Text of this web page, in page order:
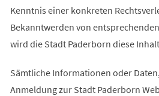
Kenntnis einer konkreten
Bekanntwerden von
wird die Stadt Paderborn diese
Sämtliche Informationen oder
Anmeldung zur Stadt Paderborn